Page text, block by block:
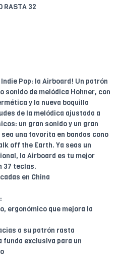
RASTA 32
Pop: la Airboard! Un patrón
sonido de melódica Hohner, con
y la nueva boquilla
de la melódica ajustada a
un gran sonido y un gran
una favorita en bandas cono
off the Earth. Ya seas un
la Airboard es tu mejor
37 teclas.
en China
ergonómico que mejora la
a su patrón rasta
funda exclusiva para un